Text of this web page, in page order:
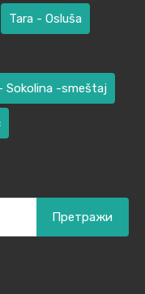
Tara - Osluša
Sokolina -smeštaj